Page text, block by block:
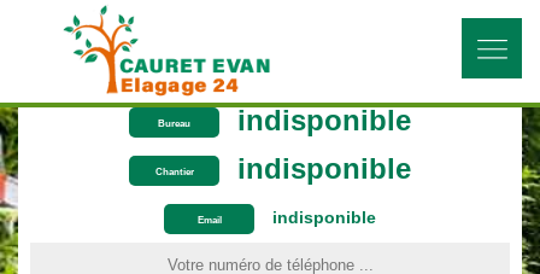
Bureau indisponible
Chantier indisponible
Email indisponible
ON VOUS RAPPELLE GRATUITEMENT